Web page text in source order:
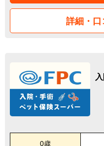
詳細・口
0歳